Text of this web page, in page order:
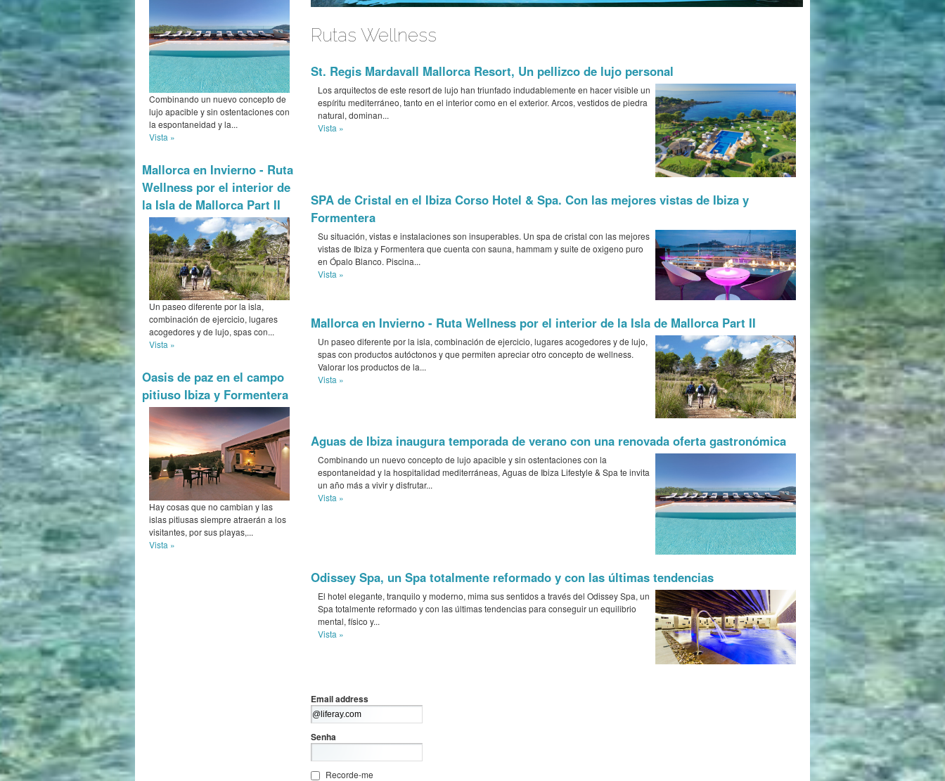
Combinando un nuevo concepto de
lujo apacible y sin ostentaciones con
la espontaneidad y la...
Vista »
Mallorca en Invierno - Ruta
Wellness por el interior de
la Isla de Mallorca Part II
Un paseo diferente por la isla,
combinación de ejercicio, lugares
acogedores y de lujo, spas con...
Vista »
Oasis de paz en el campo
pitiuso Ibiza y Formentera
Hay cosas que no cambian y las
islas pitiusas siempre atraerán a los
visitantes, por sus playas,...
Vista »
Rutas Wellness
St. Regis Mardavall Mallorca Resort, Un pellizco de lujo personal
Los arquitectos de este resort de lujo han triunfado indudablemente en hacer visible un
espíritu mediterráneo, tanto en el interior como en el exterior. Arcos, vestidos de piedra
natural, dominan...
Vista »
SPA de Cristal en el Ibiza Corso Hotel & Spa. Con las mejores vistas de Ibiza y
Formentera
Su situación, vistas e instalaciones son insuperables. Un spa de cristal con las mejores
vistas de Ibiza y Formentera que cuenta con sauna, hammam y suite de oxigeno puro
en Ópalo Blanco. Piscina...
Vista »
Mallorca en Invierno - Ruta Wellness por el interior de la Isla de Mallorca Part II
Un paseo diferente por la isla, combinación de ejercicio, lugares acogedores y de lujo,
spas con productos autóctonos y que permiten apreciar otro concepto de wellness.
Valorar los productos de la...
Vista »
Aguas de Ibiza inaugura temporada de verano con una renovada oferta gastronómica
Combinando un nuevo concepto de lujo apacible y sin ostentaciones con la
espontaneidad y la hospitalidad mediterráneas, Aguas de Ibiza Lifestyle & Spa te invita
un año más a vivir y disfrutar...
Vista »
Odissey Spa, un Spa totalmente reformado y con las últimas tendencias
El hotel elegante, tranquilo y moderno, mima sus sentidos a través del Odissey Spa, un
Spa totalmente reformado y con las últimas tendencias para conseguir un equilibrio
mental, físico y...
Vista »
Email address
Senha
Recorde-me